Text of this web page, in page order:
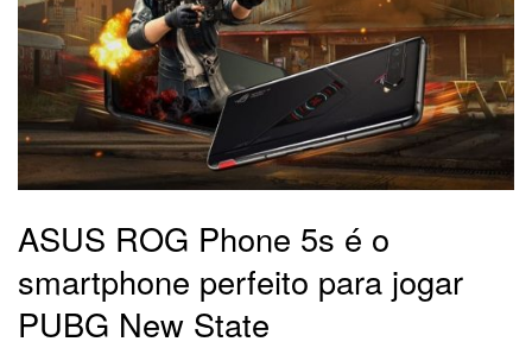
ASUS ROG Phone 5s é o
smartphone perfeito para jogar
PUBG New State